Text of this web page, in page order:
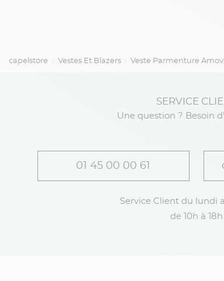
capelstore Vestes Et Blazers Veste Parmenture
SERVICE
Une question ? Besoin
01 45 00 00 61
Service Client du lundi
de 10h à 18h